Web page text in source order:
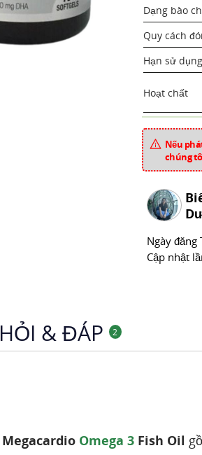
Dạng bào
Quy cách
Hạn sử dụng
Hoạt chất
Dược liệu
Xuất xứ
Mã sản
Chuyên mục
Nếu
chúng
Ngày đăng
Cập nhật
HỎI & ĐÁP 2
Megacardio Omega 3 Fish Oil